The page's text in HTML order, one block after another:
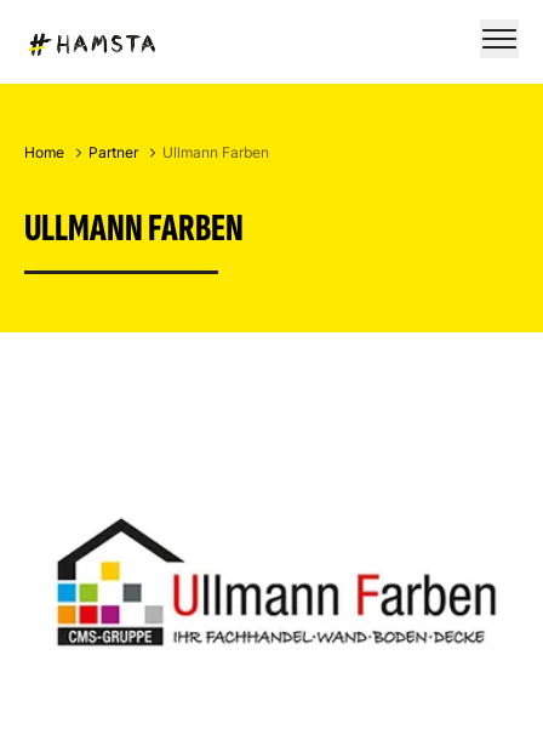
Home Partner Ullmann Farben
ULLMANN FARBEN